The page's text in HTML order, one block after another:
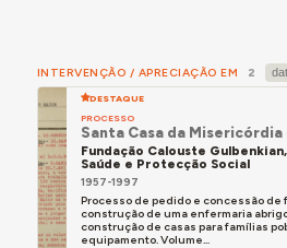
INTERVENÇÃO / APRECIAÇÃO EM 2
DESTAQUE
PROCESSO
Santa Casa da
Fundação Calouste
Saúde e Protecção Social
1957-1997
Processo de pedido e concessão de
construção de uma enfermaria
construção de casas para famílias
equipamento. Volume...